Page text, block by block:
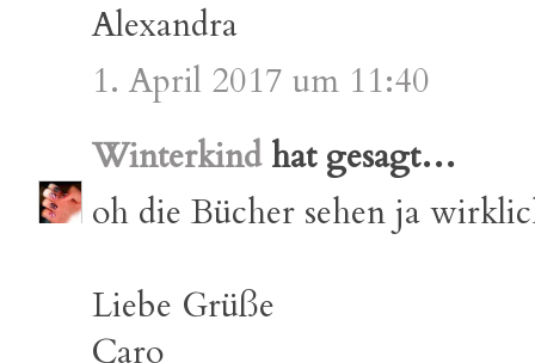
Alexandra
1. April 2017 um 11:40
Winterkindhat gesagt…
oh die Bücher sehen ja
Liebe Grüße
Caro